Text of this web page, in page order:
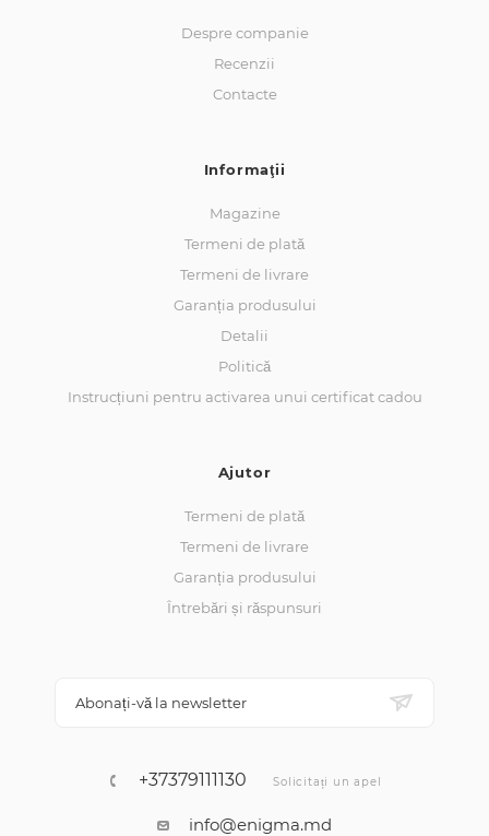
Despre companie
Recenzii
Contacte
Informaţii
Magazine
Termeni de plată
Termeni de livrare
Garanția produsului
Detalii
Politică
Instrucțiuni pentru activarea unui certificat cadou
Ajutor
Termeni de plată
Termeni de livrare
Garanția produsului
Întrebări și răspunsuri
Abonați-vă la newsletter
+37379111130 Solicitați un apel
info@enigma.md